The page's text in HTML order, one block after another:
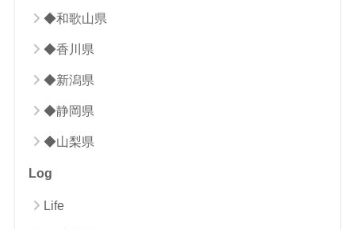
◆和歌山県
◆香川県
◆新潟県
◆静岡県
◆山梨県
Log
Life